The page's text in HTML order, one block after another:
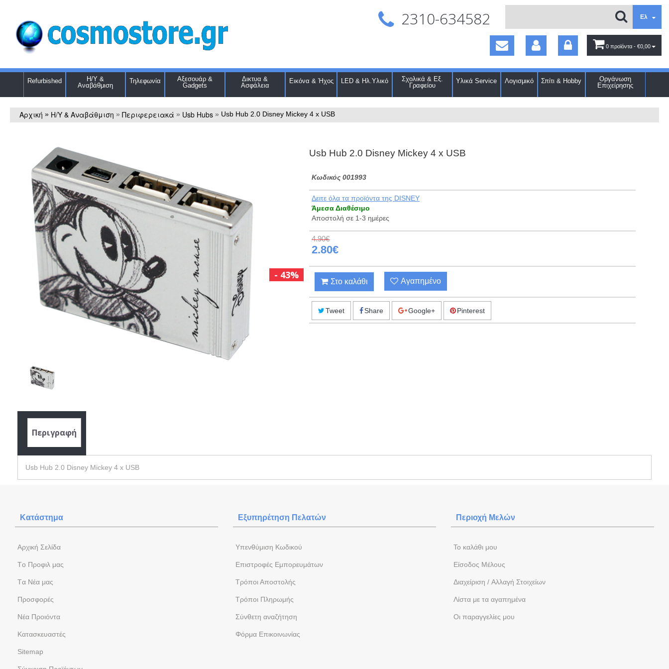
Ελ
2310-634582
0 προϊόντα - €0,00
Refurbished
Η/Υ &
Αναβάθμιση
Τηλεφωνία
Αξεσουάρ &
Gadgets
Δικτυα &
Ασφάλεια
Εικόνα & Ήχος LED & Ηλ.Υλικό
Σχολικά & Εξ.
Γραφείου
Υλικά Service Λογισμικό Σπίτι & Hobby
Οργάνωση
Επιχείρησης
Αρχική » Η/Υ & Αναβάθμιση » Περιφερειακά » Usb Hubs » Usb Hub 2.0 Disney Mickey 4 x USB
Usb Hub 2.0 Disney Mickey 4 x USB
Kωδικός 001993
Δειτε όλα τα προϊόντα της DISNEY
Άμεσα Διαθέσιμο
Αποστολή σε 1-3 ημέρες
4.90€
43%
2.80€
Στο καλάθι Αγαπημένο
Tweet Share Google+ Pinterest
Περιγραφή
Usb Hub 2.0 Disney Mickey 4 x USB
Κατάστημα
Aρχική Σελίδα
Tο Προφιλ μας
Tα Νέα μας
Προσφορές
Νέα Προιόντα
Kατασκευαστές
Sitemap
Εξυπηρέτηση Πελατών
Yπενθύμιση Κωδικού
Επιστροφές Εμπορευμάτων
Τρόποι Αποστολής
Τρόποι Πληρωμής
Σύνθετη αναζήτηση
Φόρμα Eπικοινωνίας
Περιοχή Mελών
To καλάθι μου
Eίσοδος Μέλους
Διαχείριση / Aλλαγή Στοιχείων
Λίστα με τα αγαπημένα
Oι παραγγελίες μου